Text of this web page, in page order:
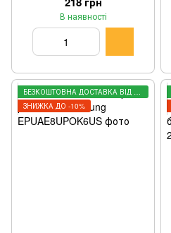
В наявності
БЕЗКОШТОВНА ДОСТАВКА ВІД 3000 ГРН
ЗНИЖКА ДО -10%